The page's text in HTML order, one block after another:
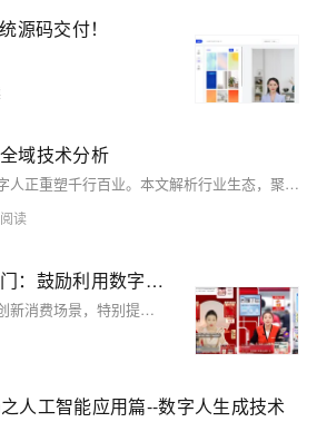
源码交付！
域技术分析
在AI与元宇宙驱动下，数字人正重塑千行百业。本文解析行业生态，聚焦技术领军者像衍科技——依托顶尖科研实力，打造全栈技术闭环，推动数字人在医疗、工业、教育等高价值场景规模化落地，树立“技术驱动”新标杆。（238字）
国家发展改革委等部门：鼓励利用数字人等技术拓展电商直播场景！
国家发改委推出措施鼓励创新消费场景，特别提到利用AI、VR等技术增强购物体验，支持数字人电商。青否数字人直播系统提供独立部署方案，适应抖音直播并解决封号问题，具备实时话术改写和AI智能回复功能，确保互动合规。此系统适用于24小时直播，降低商家成本，提升效率。欲了解更多信息，可访问：zhibo175。
人工智能应用篇--数字人生成技术